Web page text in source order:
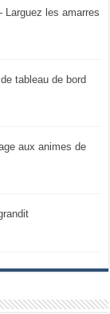
Larguez les amarres
tableau de bord
aux animes de